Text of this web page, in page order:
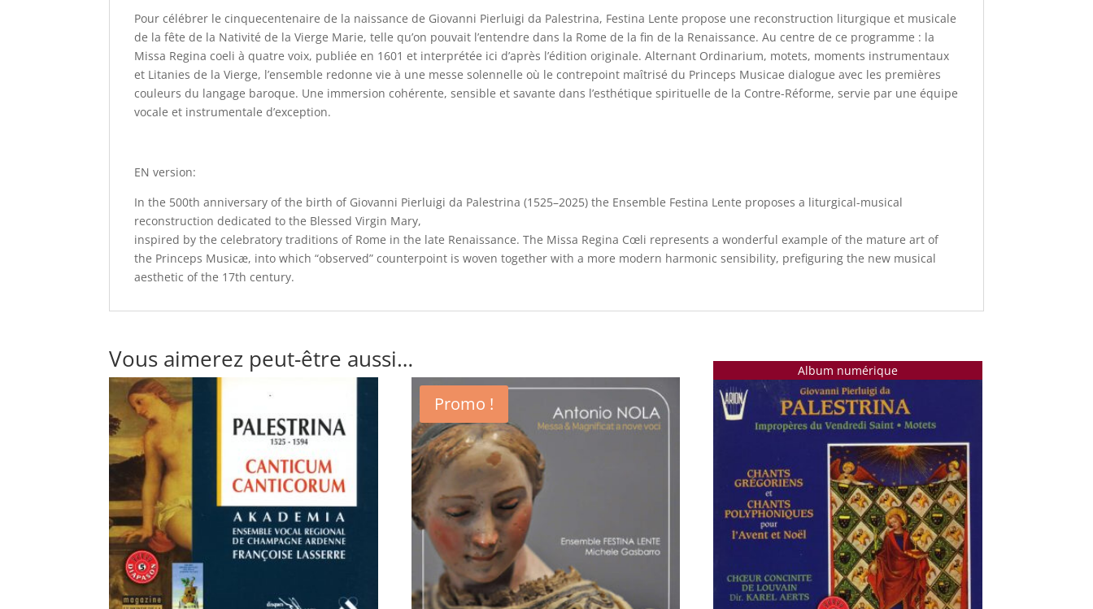
Pour célébrer le cinquecentenaire de la naissance de Giovanni Pierluigi da Palestrina, Festina Lente propose une reconstruction liturgique et musicale
de la fête de la Nativité de la Vierge Marie, telle qu’on pouvait l’entendre dans la Rome de la fin de la Renaissance. Au centre de ce programme : la
Missa Regina coeli à quatre voix, publiée en 1601 et interprétée ici d’après l’édition originale.Alternant Ordinarium, motets, moments instrumentaux
et Litanies de la Vierge, l’ensemble redonne vie à une messe solennelle où le contrepoint maîtrisé du Princeps Musicae dialogue avec les premières
couleurs du langage baroque. Une immersion cohérente, sensible et savante dans l’esthétique spirituelle de la Contre-Réforme, servie par une équipe
vocale et instrumentale d’exception.
EN version:
In the 500th anniversary of the birth of Giovanni Pierluigi da Palestrina (1525–2025) the Ensemble Festina Lente proposes a liturgical-musical
reconstruction dedicated to the Blessed Virgin Mary,
inspired by the celebratory traditions of Rome in the late Renaissance. The Missa Regina Cœli represents a wonderful example of the mature art of
the Princeps Musicæ, into which “observed” counterpoint is woven together with a more modern harmonic sensibility, prefiguring the new musical
aesthetic of the 17th century.
Vous aimerez peut-être aussi…
Promo !
Album numérique